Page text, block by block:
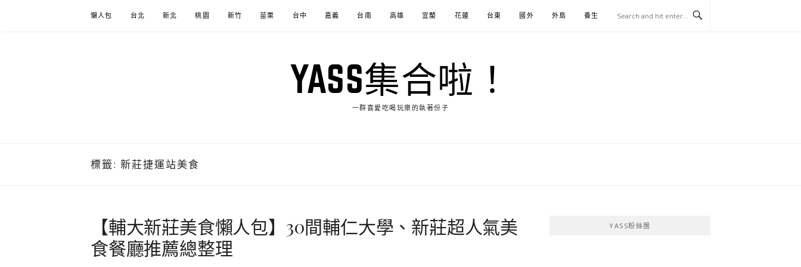
懶人包 台北 新北 桃園 新竹 苗栗 台中 嘉義 台南 高雄 宜蘭 花蓮 台東 國外 外島 養生 伴手禮
YASS集合啦！
一群喜愛吃喝玩樂的執著份子
標籤: 新莊捷運站美食
【輔大新莊美食懶人包】30間輔仁大學、新莊超人氣美
食餐廳推薦總整理
YASS粉絲團